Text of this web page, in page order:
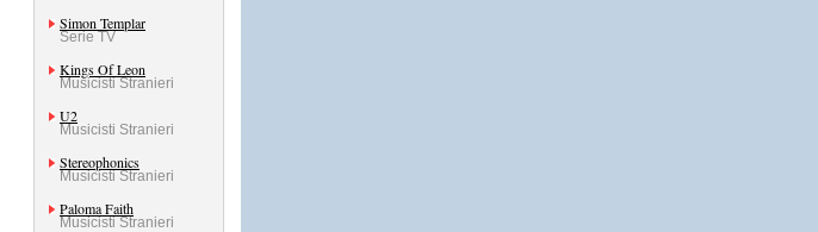
Simon Templar
Serie TV
Kings Of Leon
Musicisti Stranieri
U2
Musicisti Stranieri
Stereophonics
Musicisti Stranieri
Paloma Faith
Musicisti Stranieri